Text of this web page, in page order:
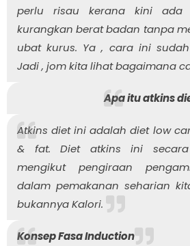
perlu risau kerana kini
kurangkan berat badan tanpa
ubat kurus. Ya , cara ini
Jadi , jom kita lihat bagaimana
Apa itu atkins
Atkins diet ini adalah diet low
& fat. Diet atkins ini secara
mengikut pengiraan
dalam pemakanan seharian
bukannya Kalori.
Konsep Fasa Induction